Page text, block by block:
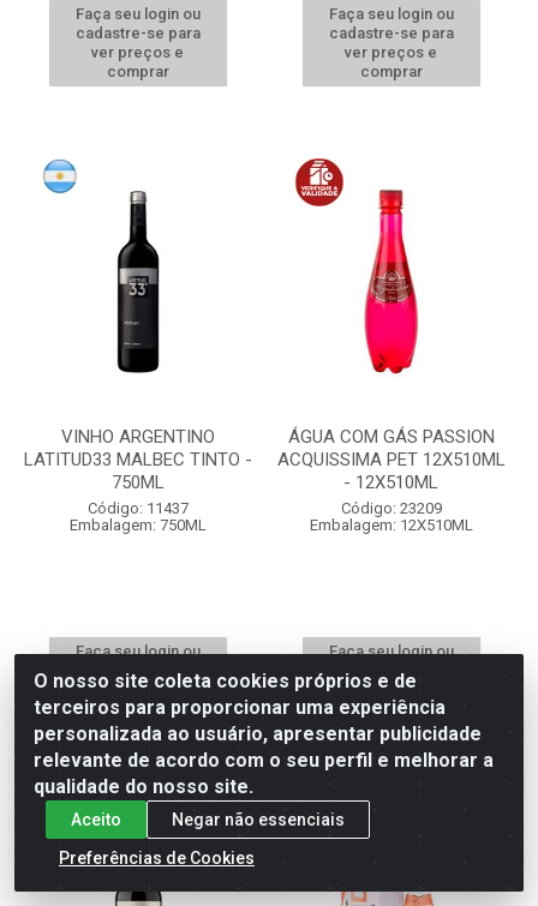
Faça seu login ou
cadastre-se para
ver preços e
comprar
Faça seu login ou
cadastre-se para
ver preços e
comprar
VINHO ARGENTINO
LATITUD33 MALBEC TINTO -
750ML
Código: 11437
Embalagem: 750ML
Faça seu login ou
cadastre-se para
ver preços e
comprar
ÁGUA COM GÁS PASSION
ACQUISSIMA PET 12X510ML
- 12X510ML
Código: 23209
Embalagem: 12X510ML
Faça seu login ou
cadastre-se para
ver preços e
comprar
O nosso site coleta cookies próprios e de
terceiros para proporcionar uma experiência
personalizada ao usuário, apresentar publicidade
relevante de acordo com o seu perfil e melhorar a
qualidade do nosso site.
Aceito
Negar não essenciais
Preferências de Cookies